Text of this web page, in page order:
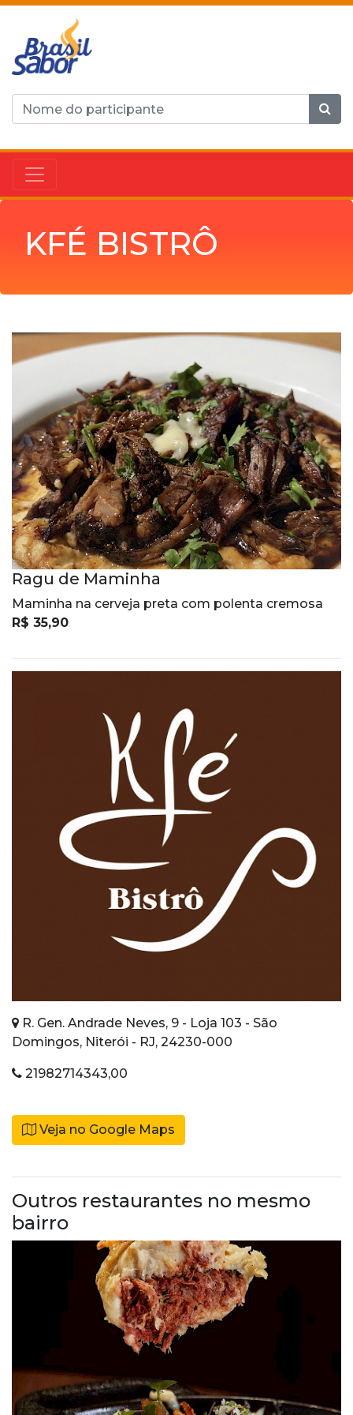
KFÉ BISTRÔ
Ragu de Maminha
Maminha na cerveja preta com polenta cremosa
R$ 35,90
R. Gen. Andrade Neves, 9 - Loja 103 - São
Domingos, Niterói - RJ, 24230-000
21982714343,00
Veja no Google Maps
Outros restaurantes no mesmo
bairro